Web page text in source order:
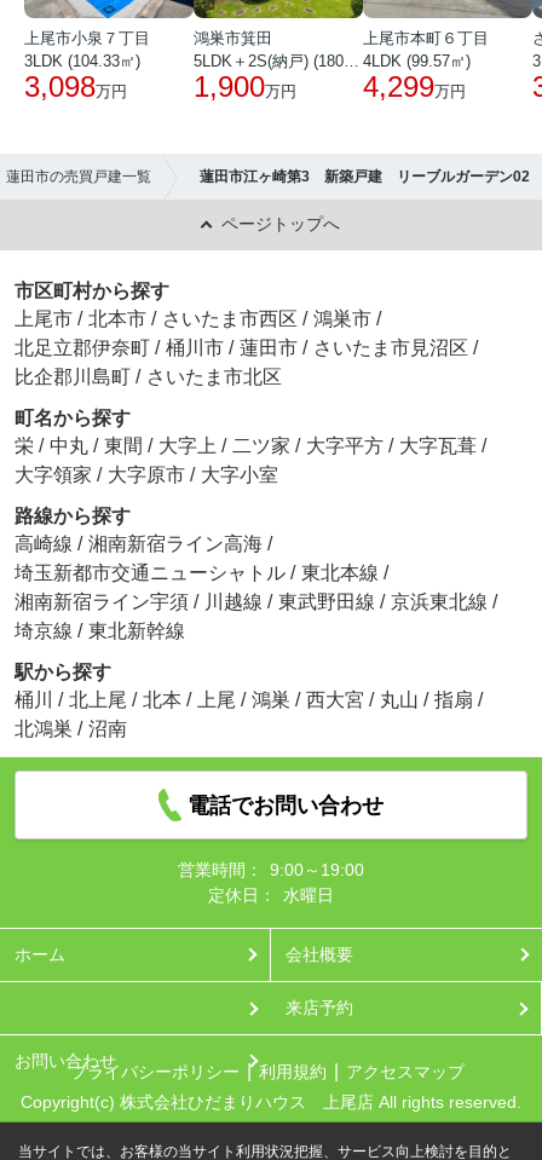
上尾市小泉７丁目
3LDK (104.33㎡)
3,098万円
鴻巣市箕田
1,900万円
上尾市本町６丁目
4LDK (99.57㎡)
4,299万円
蓮田市の売買戸建一覧 蓮田市江ヶ崎第3 新築戸建 リーブルガーデン02
ページトップへ
市区町村から探す
上尾市 / 北本市 / さいたま市西区 / 鴻巣市 /
北足立郡伊奈町 / 桶川市 / 蓮田市 / さいたま市見沼区 /
比企郡川島町 / さいたま市北区
町名から探す
栄 / 中丸 / 東間 / 大字上 / 二ツ家 / 大字平方 / 大字瓦葺 /
大字領家 / 大字原市 / 大字小室
路線から探す
高崎線 / 湘南新宿ライン高海 /
埼玉新都市交通ニューシャトル / 東北本線 /
湘南新宿ライン宇須 / 川越線 / 東武野田線 / 京浜東北線 /
埼京線 / 東北新幹線
駅から探す
桶川
/ 北上尾 / 北本 / 上尾 / 鴻巣 / 西大宮 / 丸山 / 指扇 /
北鴻巣 / 沼南
電話でお問い合わせ
営業時間：
9:00～19:00
定休日：
水曜日
ホーム 会社概要
お問い合わせ
来店予約
プライバシーポリシー 利用規約
アクセスマップ
Copyright(c) 株式会社ひだまりハウス 上尾店 All rights reserved.
当サイトでは、お客様の当サイト利用状況把握、サービス向上検討を目的と